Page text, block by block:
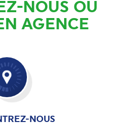
NOUS OU
AGENCE
NOUS